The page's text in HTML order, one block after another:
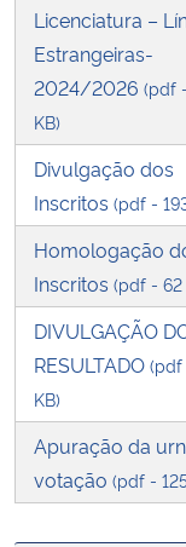
Licenciatura –
Estrangeiras-
2024/2026 (pdf
KB)
Divulgação dos
Inscritos (pdf -
Homologação
Inscritos (pdf - 62
DIVULGAÇÃO
RESULTADO (pdf
KB)
Apuração da
votação (pdf -